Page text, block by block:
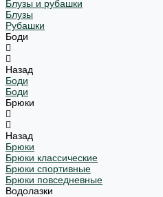
Блузы и рубашки
Блузы
Рубашки
Боди
Назад
Боди
Боди
Брюки
Назад
Брюки
Брюки классические
Брюки спортивные
Брюки повседневные
Водолазки